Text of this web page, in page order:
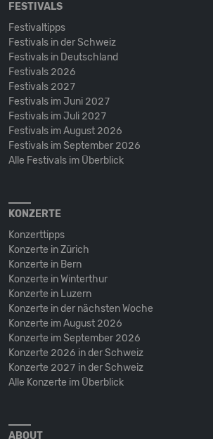
FESTIVALS
Festivaltipps
Festivals in der Schweiz
Festivals in Deutschland
Festivals 2026
Festivals 2027
Festivals im Juni 2027
Festivals im Juli 2027
Festivals im August 2026
Festivals im September 2026
Alle Festivals im Überblick
KONZERTE
Konzerttipps
Konzerte in Zürich
Konzerte in Bern
Konzerte in Winterthur
Konzerte in Luzern
Konzerte in der nächsten Woche
Konzerte im August 2026
Konzerte im September 2026
Konzerte 2026 in der Schweiz
Konzerte 2027 in der Schweiz
Alle Konzerte im Überblick
ABOUT